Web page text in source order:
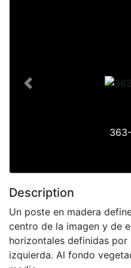
Previous
Description
Un poste en madera
centro de la imagen y de
horizontales definidas por
izquierda. Al fondo